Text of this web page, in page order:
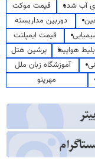
آب شده
قیمت موکت
دوربین مداربسته
قیمت ایمپلنت
بلیط هواپیما
پرشین هتل
آموزشگاه زبان ملل
مهرینو